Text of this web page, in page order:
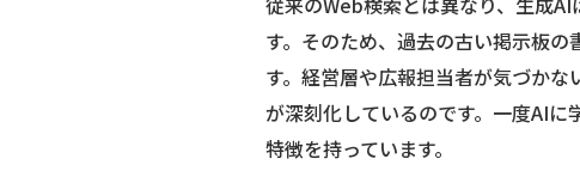
す。そのため、過去の古い掲示板
す。経営層や広報担当者が気づか
が深刻化しているのです。一度AI
特徴を持っています。